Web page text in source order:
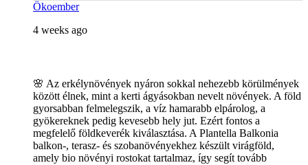
Ökoember
4 weeks ago
🌸 Az erkélynövények nyáron sokkal nehezebb körülmények
között élnek, mint a kerti ágyásokban nevelt növények. A föld
gyorsabban felmelegszik, a víz hamarabb elpárolog, a
gyökereknek pedig kevesebb hely jut. Ezért fontos a
megfelelő földkeverék kiválasztása. A Plantella Balkonia
balkon-, terasz- és szobanövényekhez készült virágföld,
amely bio növényi rostokat tartalmaz, így segít tovább